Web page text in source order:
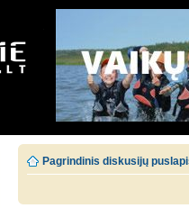
Pagrindinis diskusijų